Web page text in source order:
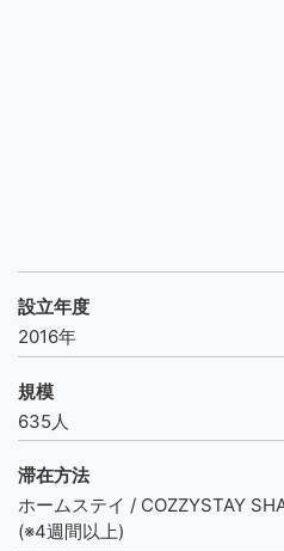
設立年度
2016年
規模
635人
滞在方法
ホームステイ / COZZYSTAY
(※4週間以上)